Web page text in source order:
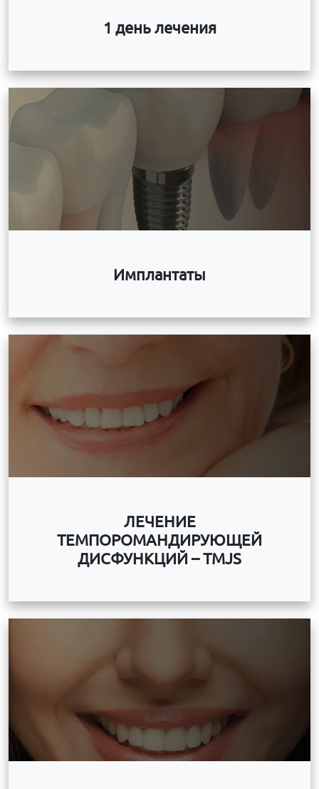
1 день лечения
Имплантаты
ЛЕЧЕНИЕ
ТЕМПОРОМАНДИРУЮЩЕЙ
ДИСФУНКЦИЙ – TMJS